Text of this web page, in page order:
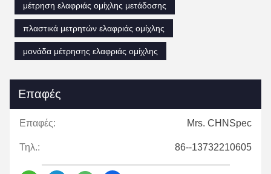
μέτρηση ελαφριάς ομίχλης μετάδοσης
πλαστικά μετρητών ελαφριάς ομίχλης
μονάδα μέτρησης ελαφριάς ομίχλης
Επαφές
Επαφές: Mrs. CHNSpec
Τηλ.: 86--13732210605